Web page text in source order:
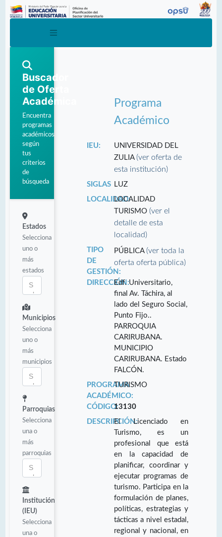
Buscador
de Oferta
Académica
Encuentra
programas
académicos
según
tus
criterios
de
búsqueda
Estados
Selecciona
uno o
más
estados
Municipios
Selecciona
uno o
más
municipios
Parroquias
Selecciona
una o
más
parroquias
Institución
(IEU)
Selecciona
una o
Programa
Académico
IEU:
UNIVERSIDAD DEL
ZULIA(ver oferta de
esta institución)
SIGLAS
LUZ
LOCALIDAD:LOCALIDAD
TURISMO(ver el
detalle de esta
localidad)
TIPO
DE
GESTIÓN:
PÚBLICA(ver toda la
oferta oferta pública)
DIRECCIÓN:Edf. Universitario,
final Av. Táchira, al
lado del Seguro Social,
Punto Fijo..
PARROQUIA
CARIRUBANA.
MUNICIPIO
CARIRUBANA. Estado
FALCÓN.
PROGRAMA
ACADÉMICO:
TURISMO
CÓDIGO:13130
DESCRIPCIÓN:El Licenciado en
Turismo, es un
profesional que está
en la capacidad de
planificar, coordinar y
ejecutar programas de
turismo. Participa en la
formulación de planes,
políticas, estrategias y
tácticas a nivel estadal,
regional y nacional, en